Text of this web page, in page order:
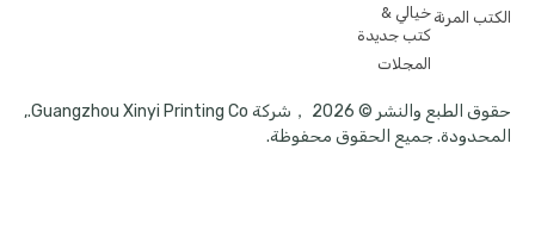
الكتب المرنة خيالي &
كتب جديدة
المجلات
حقوق الطبع والنشر © 2026 ，شركة Guangzhou Xinyi Printing Co.,
المحدودة. جميع الحقوق محفوظة.